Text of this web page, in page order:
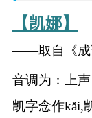
【凯娜】
——取自《成
音调为：上
凯字念作kǎi,